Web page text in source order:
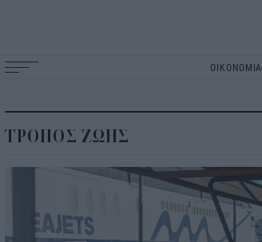
ΟΙΚΟΝΟΜΙΑ
navigation
ΤΡΟΠΟΣ ΖΩΗΣ